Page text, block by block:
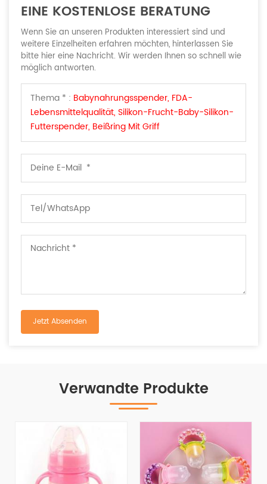
EINE KOSTENLOSE BERATUNG
Wenn Sie an unseren Produkten interessiert sind und
weitere Einzelheiten erfahren möchten, hinterlassen Sie
bitte hier eine Nachricht. Wir werden Ihnen so schnell wie
möglich antworten.
Thema * : Babynahrungsspender, FDA-
Lebensmittelqualität, Silikon-Frucht-Baby-Silikon-
Futterspender, Beißring Mit Griff
Verwandte Produkte